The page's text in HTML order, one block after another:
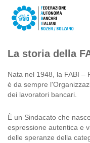
La storia della
Nata nel 1948, la FABI –
è da sempre
dei lavoratori bancari.
È un Sindacato che
espressione autentica e
delle speranze della